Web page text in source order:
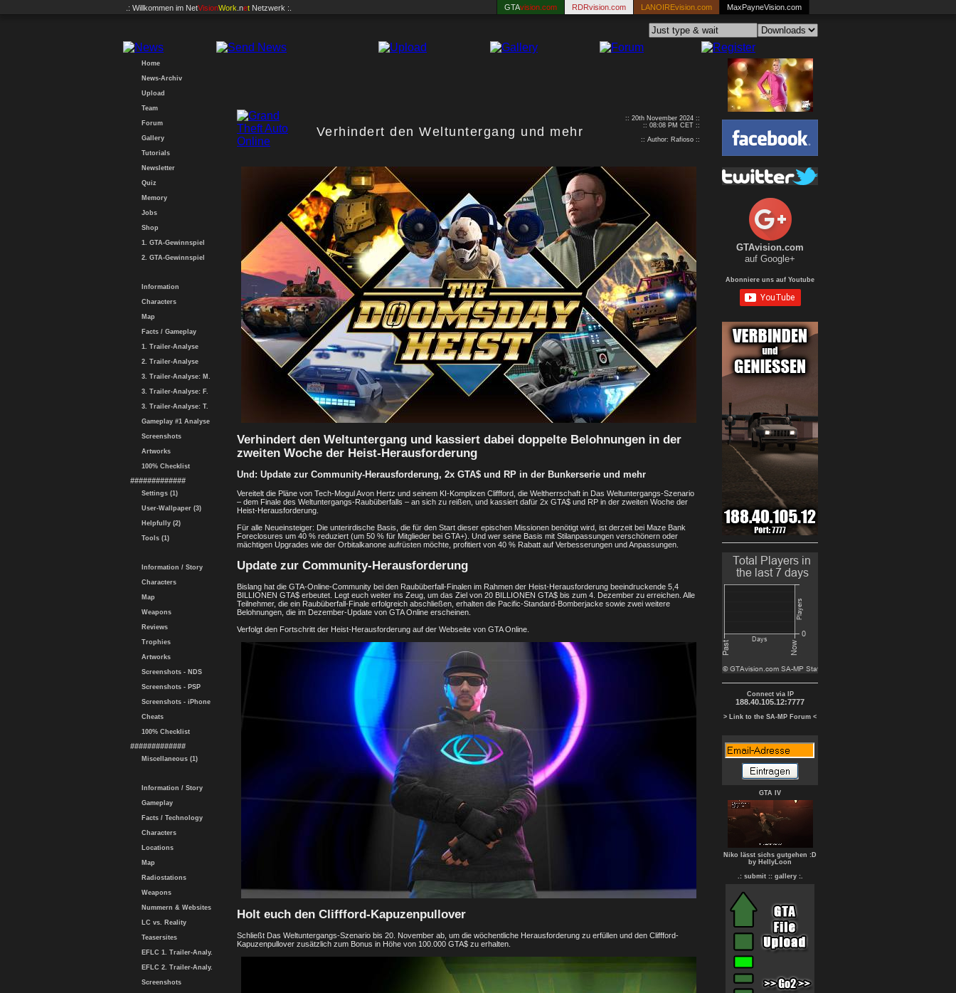
.: Willkommen im NetVisionWork .net Netzwerk :. GTAvision.com RDRvision.com LANOIREvision.com MaxPayneVision.com
Home
News-Archiv
Upload
Team
Forum
Gallery
Tutorials
Newsletter
Quiz
Memory
Jobs
Shop
1. GTA-Gewinnspiel
2. GTA-Gewinnspiel
Information
Characters
Map
Facts / Gameplay
1. Trailer-Analyse
2. Trailer-Analyse
3. Trailer-Analyse: M.
3. Trailer-Analyse: F.
3. Trailer-Analyse: T.
Gameplay #1 Analyse
Screenshots
Artworks
100% Checklist
#############
Settings (1)
User-Wallpaper (3)
Helpfully (2)
Tools (1)
Information / Story
Characters
Map
Weapons
Reviews
Trophies
Artworks
Screenshots - NDS
Screenshots - PSP
Screenshots - iPhone
Cheats
100% Checklist
#############
Miscellaneous (1)
Information / Story
Gameplay
Facts / Technology
Characters
Locations
Map
Radiostations
Weapons
Nummern & Websites
LC vs. Reality
Teasersites
EFLC 1. Trailer-Analy.
EFLC 2. Trailer-Analy.
Screenshots
Verhindert den Weltuntergang und mehr
:: 20th November 2024 ::
:: 08:08 PM CET ::
:: Author: Rafioso ::
Verhindert den Weltuntergang und kassiert dabei doppelte Belohnungen in der
zweiten Woche der Heist-Herausforderung
Und: Update zur Community-Herausforderung, 2x GTA$ und RP in der Bunkerserie und mehr
Vereitelt die Pläne von Tech-Mogul Avon Hertz und seinem KI-Komplizen Cliffford, die Weltherrschaft in Das Weltuntergangs-Szenario
– dem Finale des Weltuntergangs-Raubüberfalls – an sich zu reißen, und kassiert dafür 2x GTA$ und RP in der zweiten Woche der
Heist-Herausforderung.
Für alle Neueinsteiger: Die unterirdische Basis, die für den Start dieser epischen Missionen benötigt wird, ist derzeit bei Maze Bank
Foreclosures um 40 % reduziert (um 50 % für Mitglieder bei GTA+). Und wer seine Basis mit Stilanpassungen verschönern oder
mächtigen Upgrades wie der Orbitalkanone aufrüsten möchte, profitiert von 40 % Rabatt auf Verbesserungen und Anpassungen.
Update zur Community-Herausforderung
Bislang hat die GTA-Online-Community bei den Raubüberfall-Finalen im Rahmen der Heist-Herausforderung beeindruckende 5,4
BILLIONEN GTA$ erbeutet. Legt euch weiter ins Zeug, um das Ziel von 20 BILLIONEN GTA$ bis zum 4. Dezember zu erreichen. Alle
Teilnehmer, die ein Raubüberfall-Finale erfolgreich abschließen, erhalten die Pacific-Standard-Bomberjacke sowie zwei weitere
Belohnungen, die im Dezember-Update von GTA Online erscheinen.
Verfolgt den Fortschritt der Heist-Herausforderung auf der Webseite von GTA Online.
Holt euch den Cliffford-Kapuzenpullover
Schließt Das Weltuntergangs-Szenario bis 20. November ab, um die wöchentliche Herausforderung zu erfüllen und den Cliffford-
Kapuzenpullover zusätzlich zum Bonus in Höhe von 100.000 GTA$ zu erhalten.
GTAvision.com
auf Google+
Abonniere uns auf Youtube
Connect via IP
188.40.105.12:7777
> Link to the SA-MP Forum <
GTA IV
Niko lässt sichs gutgehen :D
by HellyLoon
.: submit : : gallery :.